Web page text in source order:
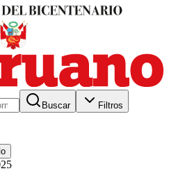
Buscar Filtros